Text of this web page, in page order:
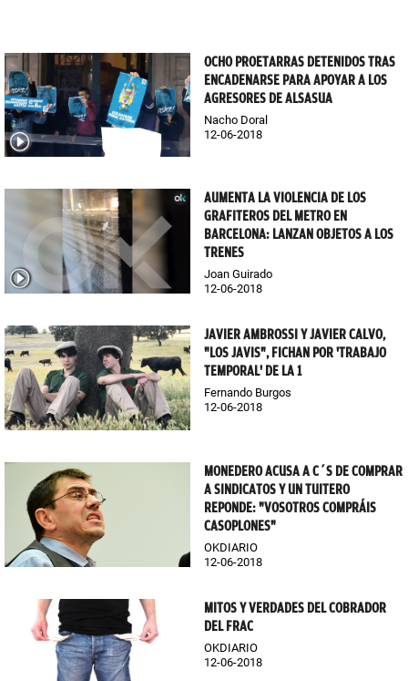
OCHO PROETARRAS DETENIDOS TRAS
ENCADENARSE PARA APOYAR A LOS
AGRESORES DE ALSASUA
Nacho Doral
12-06-2018
AUMENTA LA VIOLENCIA DE LOS
GRAFITEROS DEL METRO EN
BARCELONA: LANZAN OBJETOS A LOS
TRENES
Joan Guirado
12-06-2018
JAVIER AMBROSSI Y JAVIER CALVO,
"LOS JAVIS", FICHAN POR 'TRABAJO
TEMPORAL' DE LA 1
Fernando Burgos
12-06-2018
MONEDERO ACUSA A C´S DE COMPRAR
A SINDICATOS Y UN TUITERO
REPONDE: "VOSOTROS COMPRÁIS
CASOPLONES"
OKDIARIO
12-06-2018
MITOS Y VERDADES DEL COBRADOR
DEL FRAC
OKDIARIO
12-06-2018